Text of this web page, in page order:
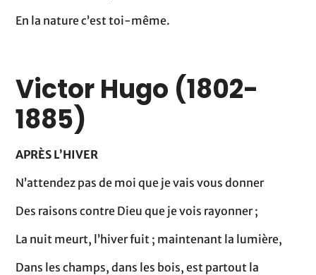
En la nature c’est toi-même.
Victor Hugo (1802-
1885)
APRÈS L’HIVER
N’attendez pas de moi que je vais vous donner
Des raisons contre Dieu que je vois rayonner ;
La nuit meurt, l’hiver fuit ; maintenant la lumière,
Dans les champs, dans les bois, est partout la